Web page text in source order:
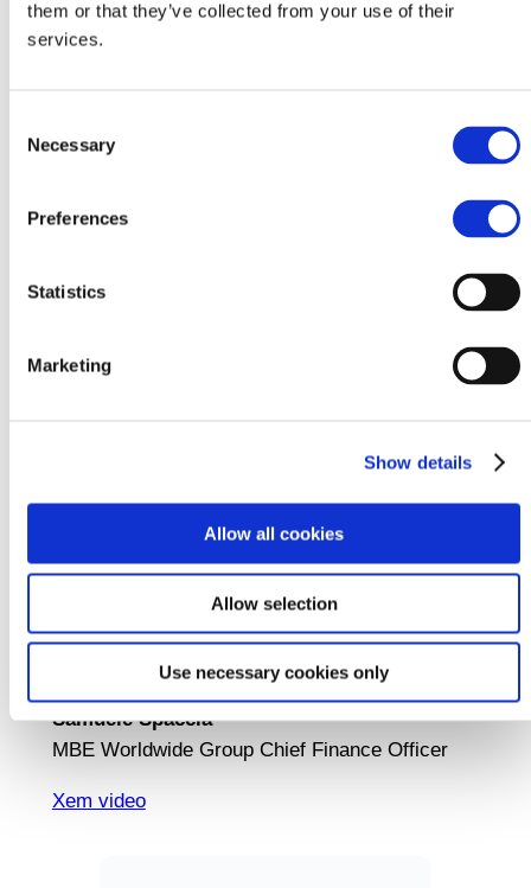
them or that they’ve collected from your use of their
services.
Selection
Necessary
Preferences
Statistics
Marketing
Show details
Allow all cookies
Allow selection
Use necessary cookies only
MAIL BOXES ETC. ĐIỂM NỔI BẬT
Paolo Fiorelli
Samuele Spaccia
MBE Worldwide Group Chief Finance Officer
Xem video